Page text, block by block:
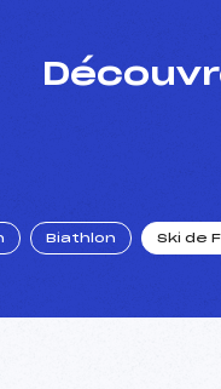
Biathlon Ski de